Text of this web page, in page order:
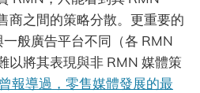
商之間的策略分散。更重要的
般廣告平台不同（各 RMN
以將其表現與非 RMN 媒體策
報導過，零售媒體發展的最